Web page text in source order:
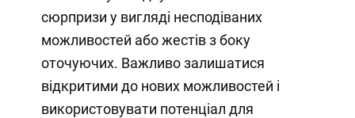
сюрпризи у вигляді несподіваних
можливостей або жестів з боку
оточуючих. Важливо залишатися
відкритими до нових можливостей і
використовувати потенціал для